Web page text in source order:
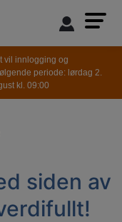
vil innlogging og
periode: lørdag 2.
kl. 09:00
siden av